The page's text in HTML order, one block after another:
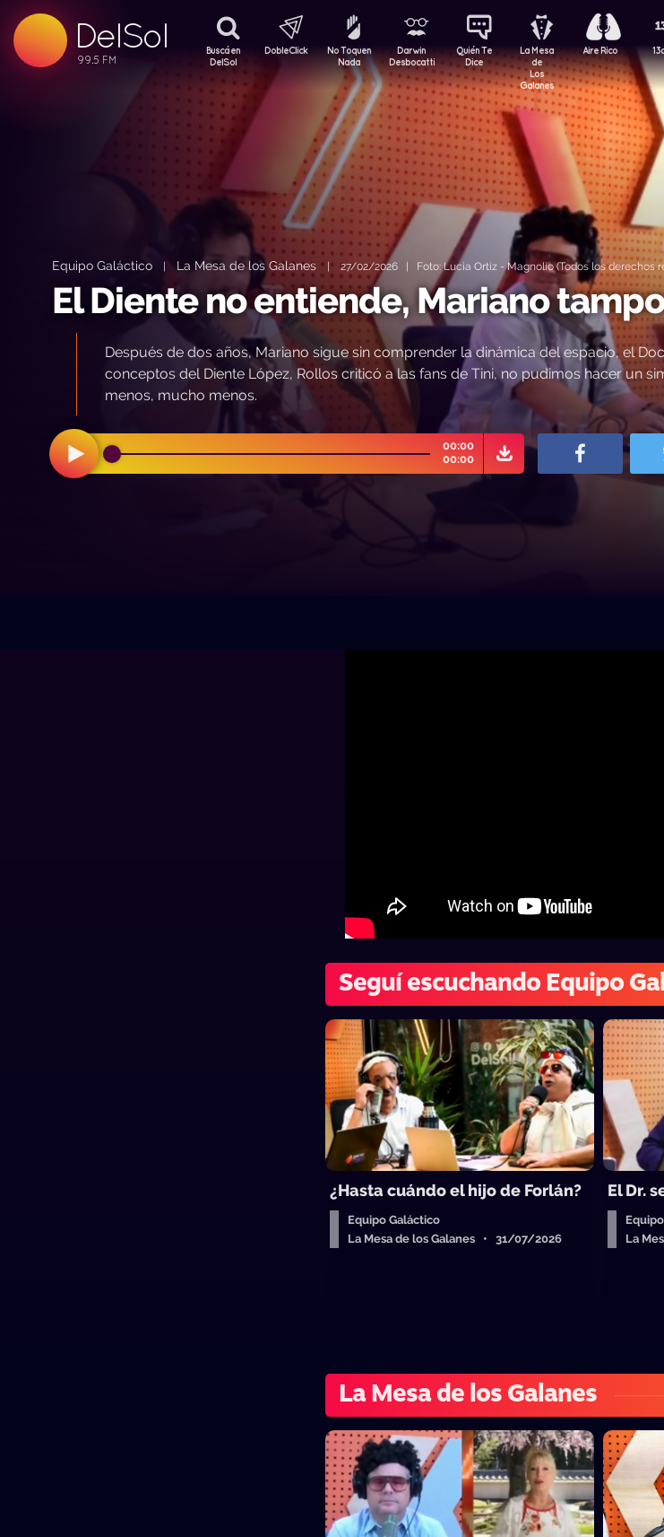
DelSol
99.5 FM
Buscá en
DelSol
DobleClick
No Toquen
Nada
Darwin
Desbocatti
Quién Te
Dice
La Mesa
de
Los
Galanes
Aire Rico
Equipo Galáctico| La Mesa de los Galanes | 27/02/2026 | Foto: Lucia Ortíz - Magnolio (Todos los derechos
El Diente no entiende, Mariano
Después de dos años, Mariano sigue sin comprender la dinámica del espacio, el
conceptos del Diente López, Rollos criticó a las fans de Tini, no pudimos hacer un
menos, mucho menos.
00:00
00:00
Seguí escuchando Equipo
¿Hasta cuándo el hijo de Forlán?
Equipo Galáctico
La Mesa de los Galanes • 31/07/2026
El Dr.
La
La Mesa de los Galanes